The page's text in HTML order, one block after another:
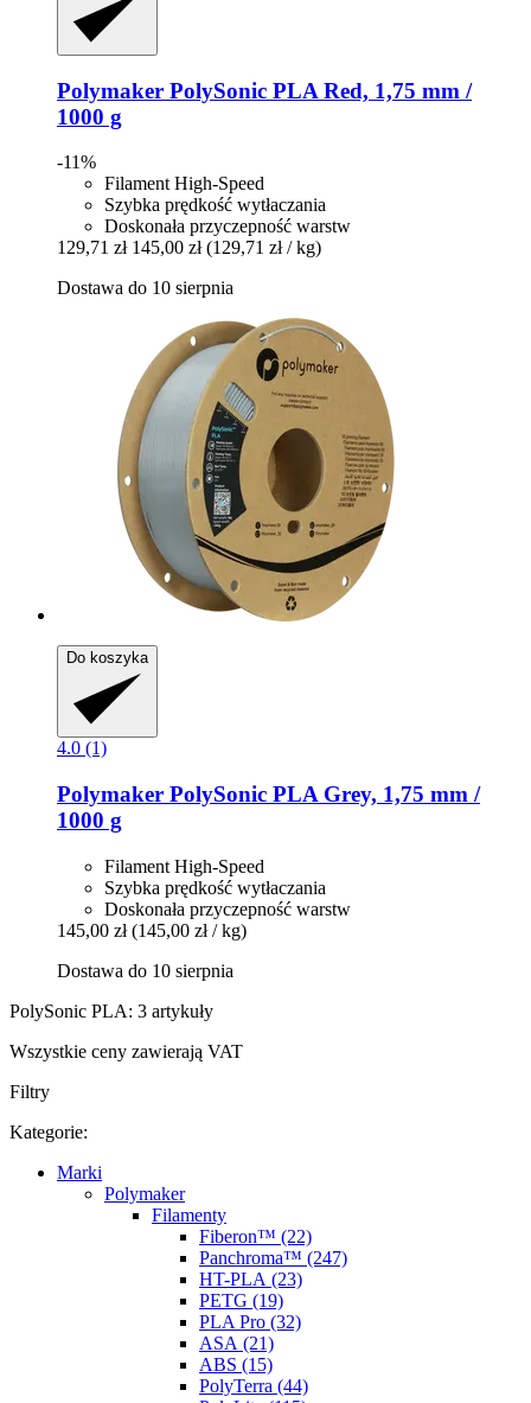
Polymaker PolySonic PLA Red, 1,75 mm /
1000 g
-11%
Filament High-Speed
Szybka prędkość wytłaczania
Doskonała przyczepność warstw
129,71 zł 145,00 zł (129,71 zł / kg)
Dostawa do 10 sierpnia
Do koszyka
4.0 (1)
Polymaker PolySonic PLA Grey, 1,75 mm /
1000 g
Filament High-Speed
Szybka prędkość wytłaczania
Doskonała przyczepność warstw
145,00 zł (145,00 zł / kg)
Dostawa do 10 sierpnia
PolySonic PLA: 3 artykuły
Wszystkie ceny zawierają VAT
Filtry
Kategorie:
Marki
Polymaker
Filamenty
Fiberon™ (22)
Panchroma™ (247)
HT-PLA (23)
PETG (19)
PLA Pro (32)
ASA (21)
ABS (15)
PolyTerra (44)